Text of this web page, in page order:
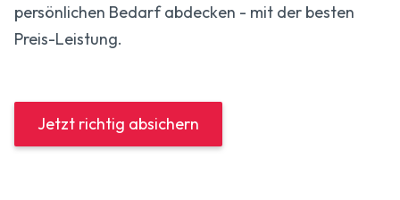
persönlichen Bedarf abdecken - mit der besten
Preis-Leistung.
Jetzt richtig absichern